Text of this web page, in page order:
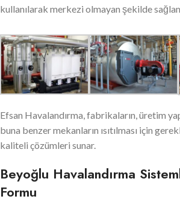
kullanılarak merkezi olmayan şekilde
Efsan Havalandırma, fabrikaların, üretim
buna benzer mekanların ısıtılması için
kaliteli çözümleri sunar.
Beyoğlu Havalandırma
Formu